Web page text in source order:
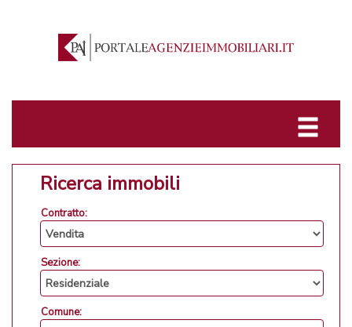
Ricerca immobili
Contratto:
Sezione:
Comune: